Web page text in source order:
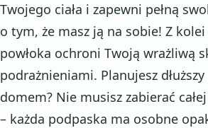
Twojego ciała i zapewni pełną
o tym, że masz ją na sobie! Z
powłoka ochroni Twoją wrażliwą
podrażnieniami. Planujesz
domem? Nie musisz zabierać
– każda podpaska ma osobne